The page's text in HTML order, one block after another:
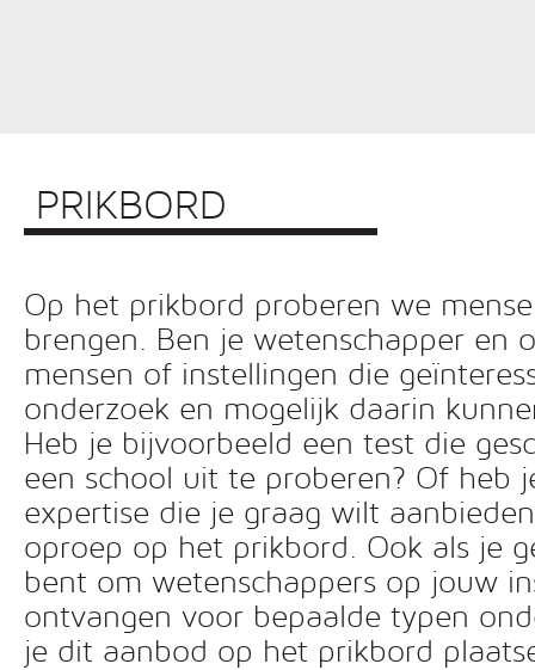
PRIKBORD
Op het prikbord proberen we
brengen. Ben je wetenschapper en
mensen of instellingen die
onderzoek en mogelijk daarin
Heb je bijvoorbeeld een test die
een school uit te proberen? Of heb
expertise die je graag wilt
oproep op het prikbord. Ook als je
bent om wetenschappers op jouw
ontvangen voor bepaalde typen
je dit aanbod op het prikbord